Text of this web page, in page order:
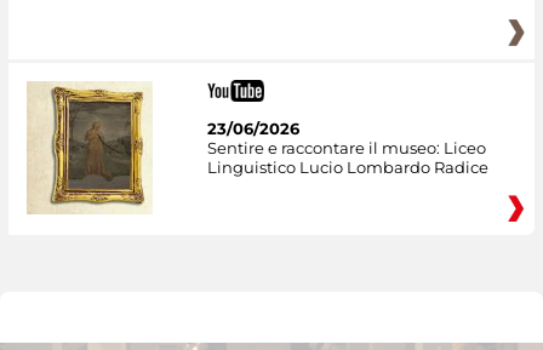
23/06/2026
Sentire e raccontare il museo: Liceo
Linguistico Lucio Lombardo Radice